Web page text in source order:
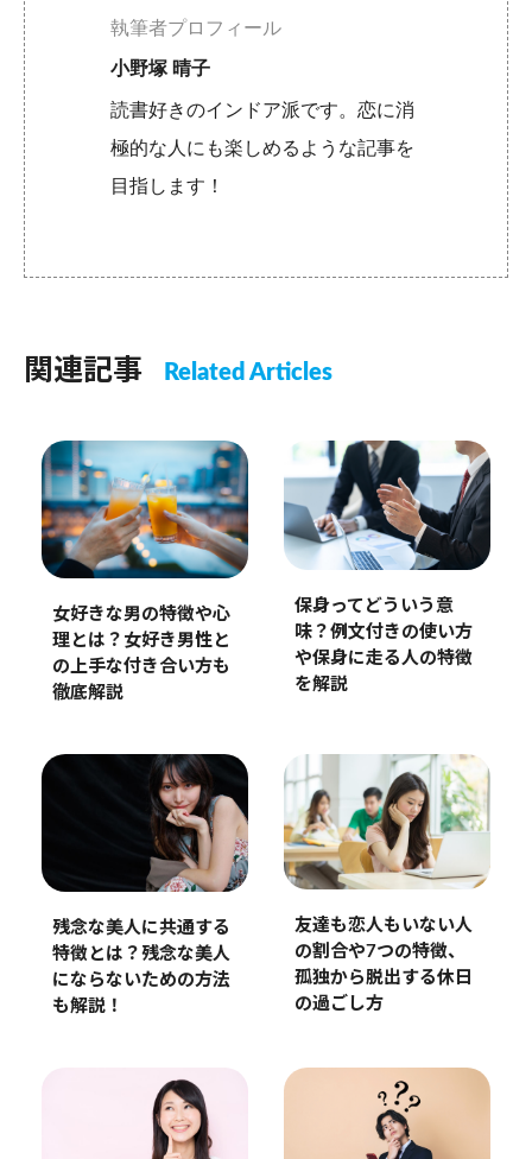
執筆者プロフィール
小野塚 晴子
読書好きのインドア派です。恋に消
極的な人にも楽しめるような記事を
目指します！
関連記事 Related Articles
女好きな男の特徴や心
理とは？女好き男性と
の上手な付き合い方も
徹底解説
保身ってどういう意
味？例文付きの使い方
や保身に走る人の特徴
を解説
残念な美人に共通する
特徴とは？残念な美人
にならないための方法
も解説！
友達も恋人もいない人
の割合や7つの特徴、
孤独から脱出する休日
の過ごし方